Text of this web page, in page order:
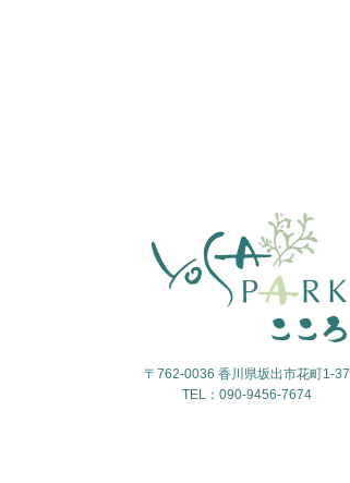
〒762-0036 香川県坂出市花町1-37
TEL：090-9456-7674